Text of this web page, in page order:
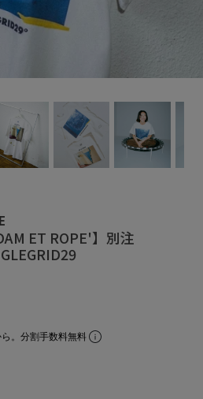
ET ROPE'】別注
。分割手数料無料